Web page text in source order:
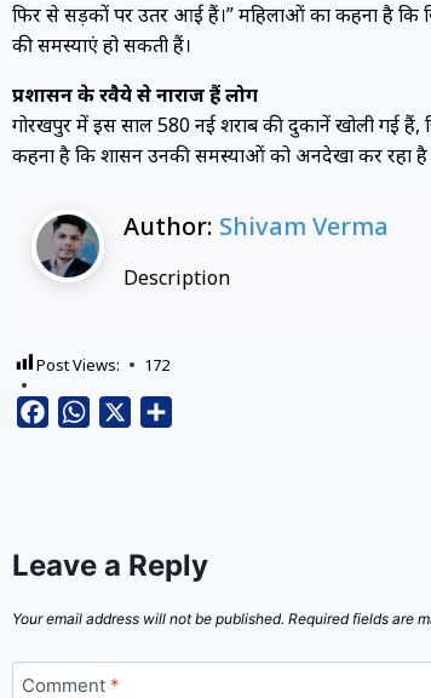
फिर से सड़कों पर उतर आई हैं।” महिलाओं का कहना है कि
की समस्याएं हो सकती हैं।
प्रशासन के रवैये से नाराज हैं लोग
गोरखपुर में इस साल 580 नई शराब की दुकानें खोली गई हैं,
कहना है कि प्रशासन उनकी समस्याओं को अनदेखा कर रहा है
Author: Shivam Verma
Description
Post Views: 172
FacebookWhatsApp
Leave a Reply
Your email address will not be published. Required fields are
Comment *